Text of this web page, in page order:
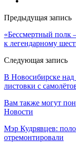
Предыдущая запись
«Бессмертный полк
к легендарному
Следующая запись
В Новосибирске над
листовки с
Вам также могут
Новости
Мэр Кудрявцев:
отремонтировали